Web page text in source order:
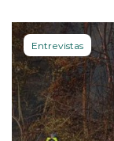
Entrevistas